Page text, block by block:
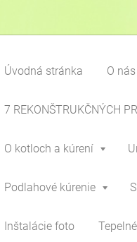
Úvodná stránka O nás
7 REKONŠTRUKČNÝCH
O kotloch a kúrení
Podlahové kúrenie
Inštalácie foto